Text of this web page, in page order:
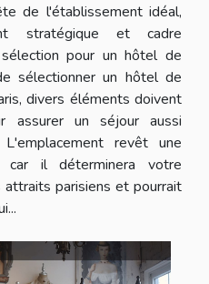
de l'établissement idéal,
stratégique et cadre
pour un hôtel de
sélectionner un hôtel de
divers éléments doivent
assurer un séjour aussi
L'emplacement revêt une
car il déterminera votre
attraits parisiens et pourrait